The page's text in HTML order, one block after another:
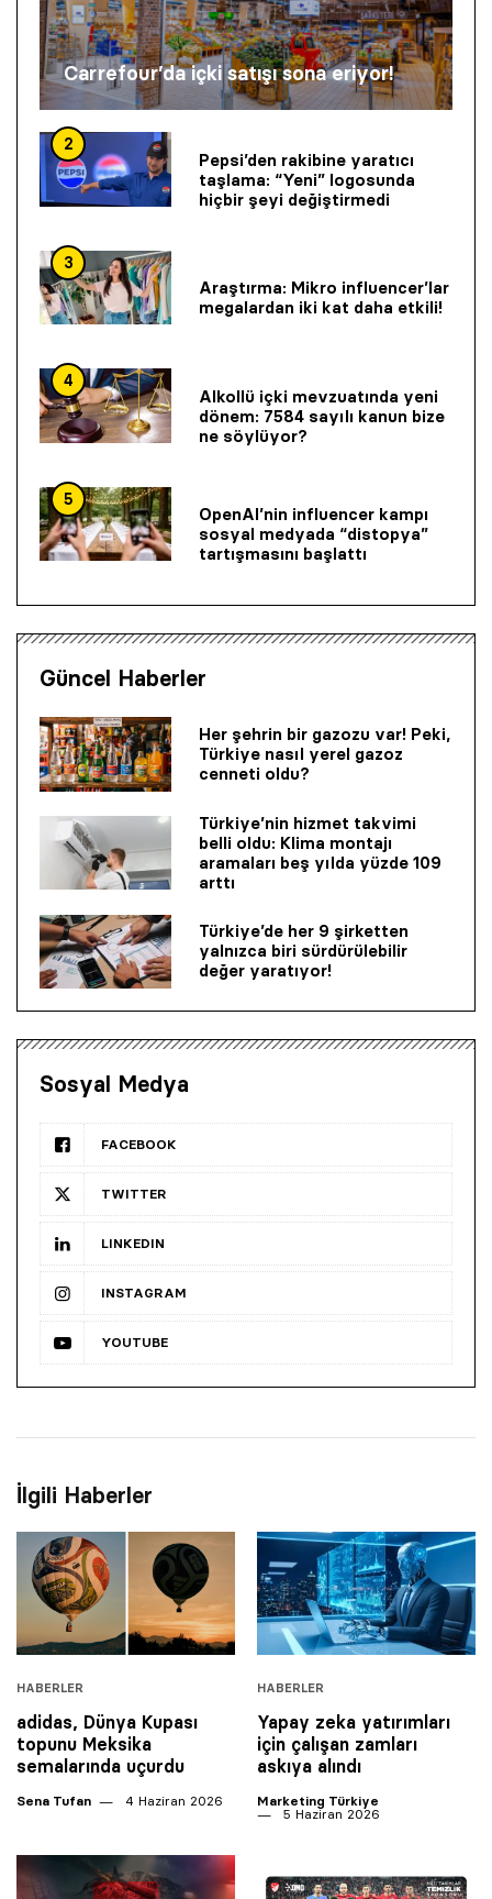
Carrefour’da içki satışı sona eriyor!
2
Pepsi’den rakibine yaratıcı
taşlama: “Yeni” logosunda
hiçbir şeyi değiştirmedi
3
Araştırma: Mikro influencer’lar
megalardan iki kat daha etkili!
4
Alkollü içki mevzuatında yeni
dönem: 7584 sayılı kanun bize
ne söylüyor?
5
OpenAI’nin influencer kampı
sosyal medyada “distopya”
tartışmasını başlattı
Güncel Haberler
Her şehrin bir gazozu var! Peki,
Türkiye nasıl yerel gazoz
cenneti oldu?
Türkiye’nin hizmet takvimi
belli oldu: Klima montajı
aramaları beş yılda yüzde 109
arttı
Türkiye’de her 9 şirketten
yalnızca biri sürdürülebilir
değer yaratıyor!
Sosyal Medya
FACEBOOK
TWITTER
LINKEDIN
INSTAGRAM
YOUTUBE
İlgili Haberler
HABERLER
adidas, Dünya Kupası
topunu Meksika
semalarında uçurdu
Sena Tufan 4 Haziran 2026
HABERLER
Yapay zeka yatırımları
için çalışan zamları
askıya alındı
Marketing Türkiye
5 Haziran 2026